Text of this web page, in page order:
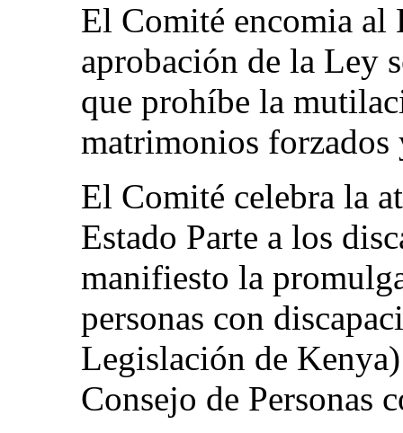
El Comité encomia al
aprobación de la Ley
que prohíbe la
matrimonios forzados
El Comité celebra la
Estado Parte a los
manifiesto la
personas con
Legislación de
Consejo de Personas